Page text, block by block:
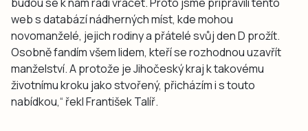
web s databází nádherných míst, kde mohou
novomanželé, jejich rodiny a přátelé svůj den D prožít.
Osobně fandím všem lidem, kteří se rozhodnou uzavřít
manželství. A protože je Jihočeský kraj k takovému
životnímu kroku jako stvořený, přicházím i s touto
nabídkou,“ řekl František Talíř.